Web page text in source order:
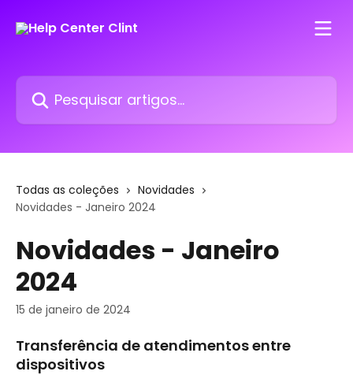
Pesquisar artigos...
Todas as coleções
Novidades
Novidades - Janeiro 2024
Novidades - Janeiro
2024
15 de janeiro de 2024
Transferência de atendimentos entre
dispositivos